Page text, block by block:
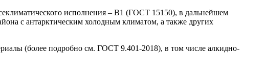
исполнения – В1 (ГОСТ 15150), в дальнейшем
с антарктическим холодным климатом, а также других
(более подробно см. ГОСТ 9.401-2018), в том числе алкидно-